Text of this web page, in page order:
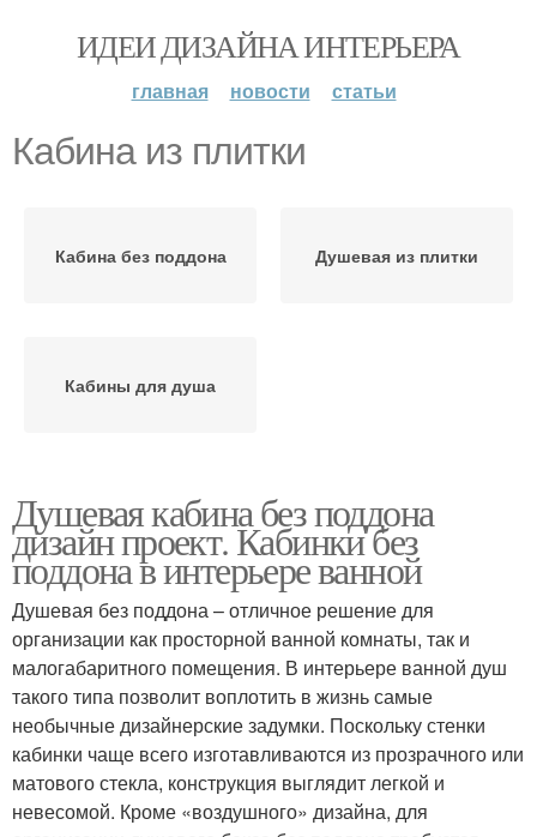
ИДЕИ ДИЗАЙНА ИНТЕРЬЕРА
главная новости статьи
Кабина из плитки
Кабина без поддона Душевая из плитки
Кабины для душа
Душевая кабина без поддона
дизайн проект. Кабинки без
поддона в интерьере ванной
Душевая без поддона – отличное решение для
организации как просторной ванной комнаты, так и
малогабаритного помещения. В интерьере ванной душ
такого типа позволит воплотить в жизнь самые
необычные дизайнерские задумки. Поскольку стенки
кабинки чаще всего изготавливаются из прозрачного или
матового стекла, конструкция выглядит легкой и
невесомой. Кроме «воздушного» дизайна, для